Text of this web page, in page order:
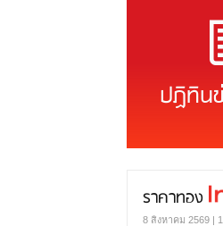
ปฏิทิน
ราคาทอง
8 สิงหาคม 2569 |